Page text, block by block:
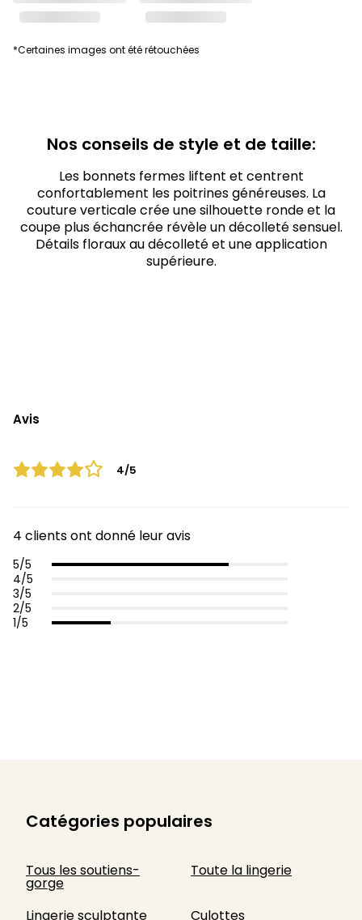
*Certaines images ont été rétouchées
Nos conseils de style et de taille:
Les bonnets fermes liftent et centrent
confortablement les poitrines généreuses. La
couture verticale crée une silhouette ronde et la
coupe plus échancrée révèle un décolleté sensuel.
Détails floraux au décolleté et une application
supérieure.
Avis
4/5
4 clients ont donné leur avis
5/5
4/5
3/5
2/5
1/5
Catégories populaires
Tous les soutiens-
gorge
Toute la lingerie
Lingerie sculptante
Culottes